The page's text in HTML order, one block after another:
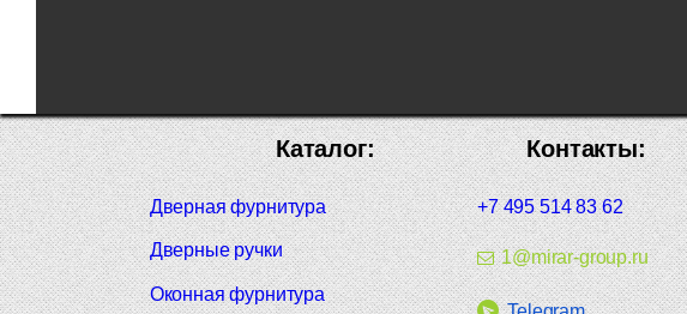
Контакты:
+7 495 514 83 62
1@mirar-group.ru
Каталог:
Дверная фурнитура
Дверные ручки
Оконная фурнитура